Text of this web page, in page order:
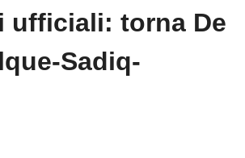
ufficiali: torna De
Sadiq-